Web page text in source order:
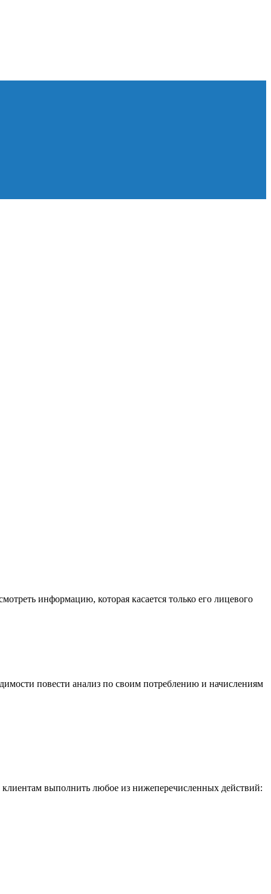
информацию, которая касается только его лицевого
повести анализ по своим потреблению и начислениям
клиентам выполнить любое из нижеперечисленных действий: